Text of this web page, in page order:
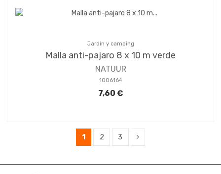
Jardín y camping
Malla anti-pajaro 8 x 10 m verde
NATUUR
1006164
7,60 €
1 2 3